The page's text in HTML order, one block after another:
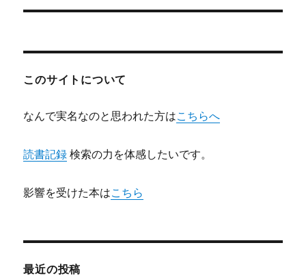
ー
投
このサイトについて
なんで実名なのと思われた方はこちらへ
読書記録 検索の力を体感したいです。
影響を受けた本はこちら
最近の投稿